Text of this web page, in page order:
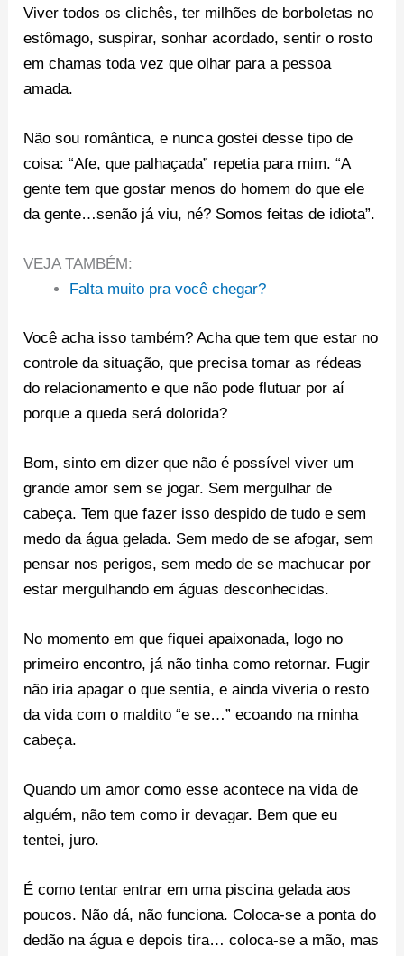
Viver todos os clichês, ter milhões de borboletas no
estômago, suspirar, sonhar acordado, sentir o rosto
em chamas toda vez que olhar para a pessoa
amada.
Não sou romântica, e nunca gostei desse tipo de
coisa: “Afe, que palhaçada” repetia para mim. “A
gente tem que gostar menos do homem do que ele
da gente…senão já viu, né? Somos feitas de idiota”.
VEJA TAMBÉM:
Falta muito pra você chegar?
Você acha isso também? Acha que tem que estar no
controle da situação, que precisa tomar as rédeas
do relacionamento e que não pode flutuar por aí
porque a queda será dolorida?
Bom, sinto em dizer que não é possível viver um
grande amor sem se jogar. Sem mergulhar de
cabeça. Tem que fazer isso despido de tudo e sem
medo da água gelada. Sem medo de se afogar, sem
pensar nos perigos, sem medo de se machucar por
estar mergulhando em águas desconhecidas.
No momento em que fiquei apaixonada, logo no
primeiro encontro, já não tinha como retornar. Fugir
não iria apagar o que sentia, e ainda viveria o resto
da vida com o maldito “e se…” ecoando na minha
cabeça.
Quando um amor como esse acontece na vida de
alguém, não tem como ir devagar. Bem que eu
tentei, juro.
É como tentar entrar em uma piscina gelada aos
poucos. Não dá, não funciona. Coloca-se a ponta do
dedão na água e depois tira… coloca-se a mão, mas